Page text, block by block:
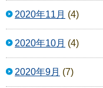
2020年11月 (4)
2020年10月 (4)
2020年9月 (7)